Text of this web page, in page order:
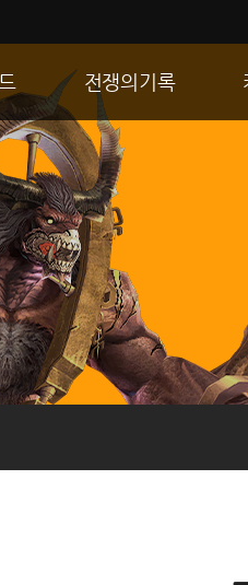
전쟁의기록
통합 길드전
공성 & 스팟
랭킹
R2Match